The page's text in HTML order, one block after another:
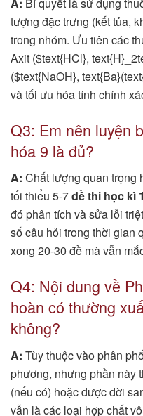
tượng đặc trưng (kết tủa,
trong nhóm. Ưu tiên các
Axit ($text{HCl},
($text{NaOH},
và tối ưu hóa tính chính
Q3: Em nên luyện
hóa 9 là đủ?
A: Chất lượng quan trọng
tối thiểu 5-7đề thi học kì
đó phân tích và sửa lỗi
số câu hỏi trong thời gian
xong 20-30 đề mà vẫn
Q4: Nội dung về
hoàn có thường
không?
A: Tùy thuộc vào phân
phương, nhưng phần này
(nếu có) hoặc được dời
vẫn là các loại hợp chất